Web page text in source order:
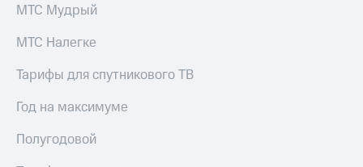
МТС Мудрый
МТС Налегке
Тарифы для спутникового ТВ
Год на максимуме
Полугодовой